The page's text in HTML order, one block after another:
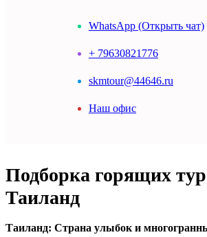
WhatsApp (Открыть чат)
+ 79630821776
skmtour@44646.ru
Наш офис
Подборка горящих
Таиланд
Таиланд: Страна улыбок и